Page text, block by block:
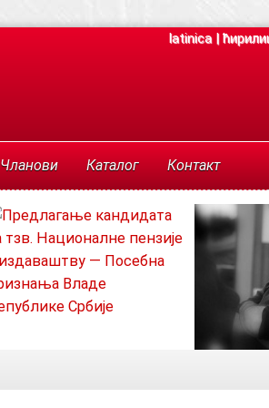
latinica|
Чланови Каталог Контакт